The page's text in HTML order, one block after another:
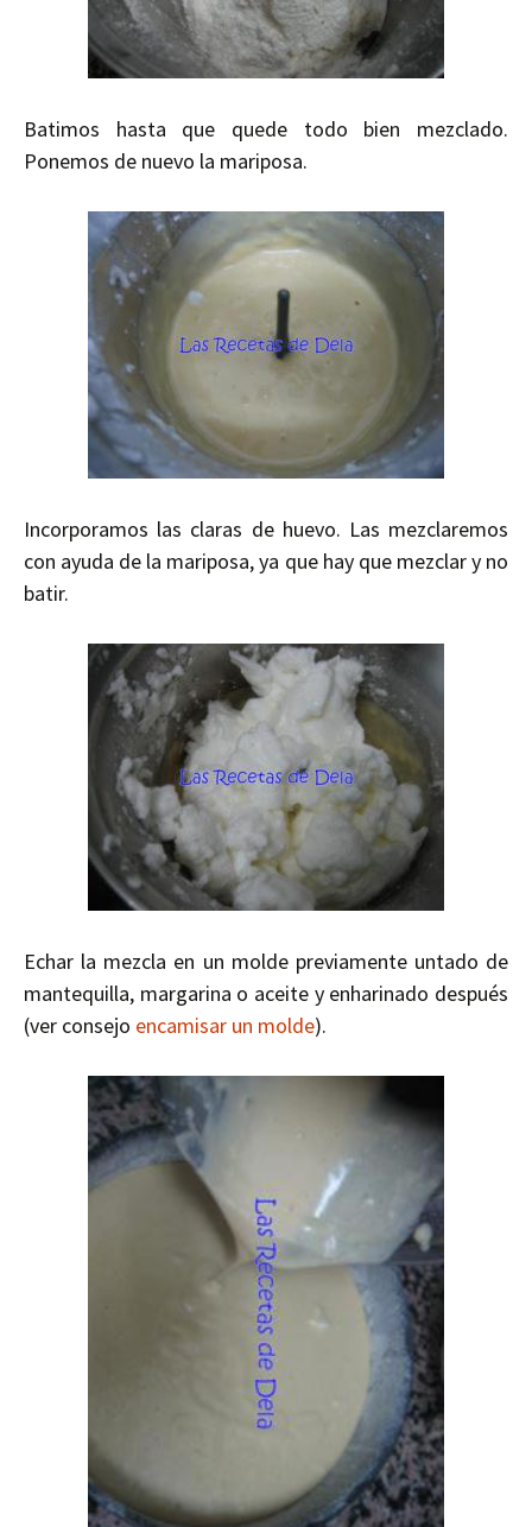
Batimos hasta que quede todo bien mezclado.
Ponemos de nuevo la mariposa.
Incorporamos las claras de huevo. Las mezclaremos
con ayuda de la mariposa, ya que hay que mezclar y no
batir.
Echar la mezcla en un molde previamente untado de
mantequilla, margarina o aceite y enharinado después
(ver consejo encamisar un molde).